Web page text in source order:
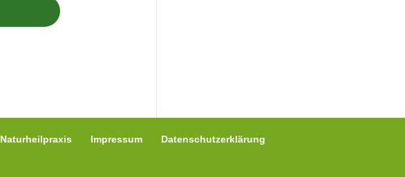
Naturheilpraxis Impressum
Datenschutzerklärung